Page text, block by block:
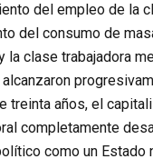
del empleo de la
del consumo de
clase trabajadora
treinta años, el
completamente
como un